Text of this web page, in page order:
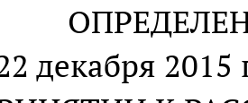
декабря 2015